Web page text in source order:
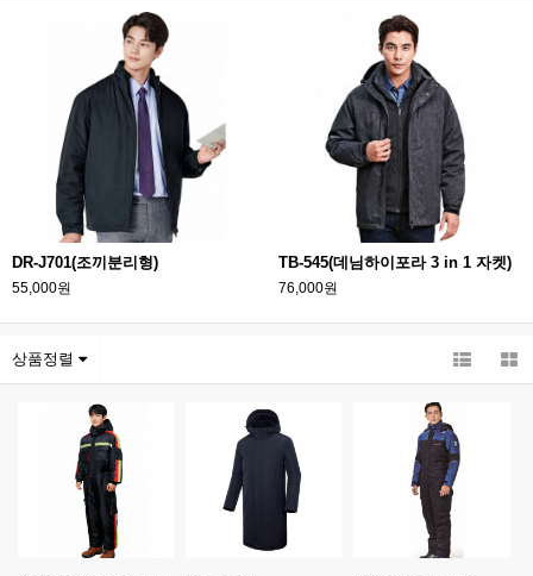
DR-J701(조끼분리형)
55,000원
TB-545(데님하이포라 3 in 1 자켓)
76,000원
상품정렬